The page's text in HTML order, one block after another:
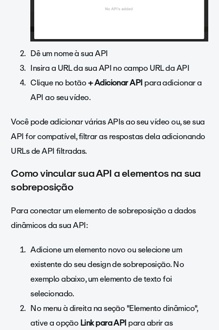
Dê um nome à sua API
Insira a URL da sua API no campo URL da API
Clique no botão+ Adicionar APIpara adicionar a
API ao seu vídeo.
Você pode adicionar várias APIs ao seu vídeo ou, se sua
API for compatível, filtrar as respostas dela adicionando
URLs de API filtradas.
Como vincular sua API a elementos na sua
sobreposição
Para conectar um elemento de sobreposição a dados
dinâmicos da sua API:
Adicione um elemento novo ou selecione um
existente do seu design de sobreposição. No
exemplo abaixo, um elemento de texto foi
selecionado.
No menu à direita na seção "Elemento dinâmico",
ative a opçãoLink para APIpara abrir as